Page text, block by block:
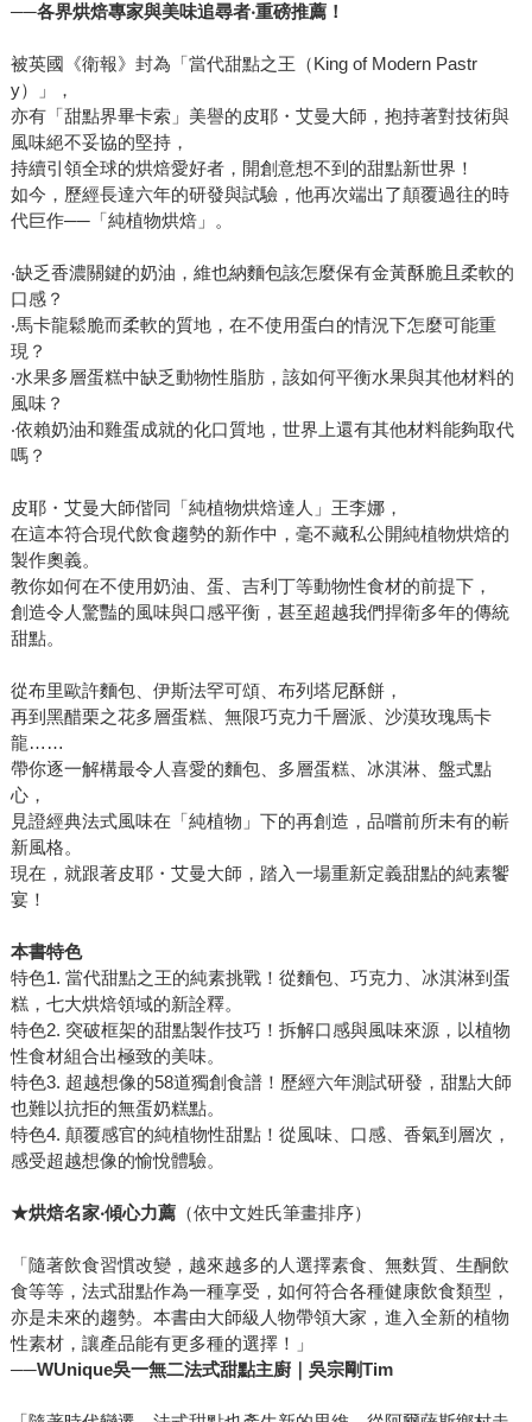
──各界烘焙專家與美味追尋者‧重磅推薦！
被英國《衛報》封為「當代甜點之王（King of Modern Pastr
y）」，
亦有「甜點界畢卡索」美譽的皮耶・艾曼大師，抱持著對技術與
風味絕不妥協的堅持，
持續引領全球的烘焙愛好者，開創意想不到的甜點新世界！
如今，歷經長達六年的研發與試驗，他再次端出了顛覆過往的時
代巨作──「純植物烘焙」。
‧缺乏香濃關鍵的奶油，維也納麵包該怎麼保有金黃酥脆且柔軟的
口感？
‧馬卡龍鬆脆而柔軟的質地，在不使用蛋白的情況下怎麼可能重
現？
‧水果多層蛋糕中缺乏動物性脂肪，該如何平衡水果與其他材料的
風味？
‧依賴奶油和雞蛋成就的化口質地，世界上還有其他材料能夠取代
嗎？
皮耶・艾曼大師偕同「純植物烘焙達人」王李娜，
在這本符合現代飲食趨勢的新作中，毫不藏私公開純植物烘焙的
製作奧義。
教你如何在不使用奶油、蛋、吉利丁等動物性食材的前提下，
創造令人驚豔的風味與口感平衡，甚至超越我們捍衛多年的傳統
甜點。
從布里歐許麵包、伊斯法罕可頌、布列塔尼酥餅，
再到黑醋栗之花多層蛋糕、無限巧克力千層派、沙漠玫瑰馬卡
龍……
帶你逐一解構最令人喜愛的麵包、多層蛋糕、冰淇淋、盤式點
心，
見證經典法式風味在「純植物」下的再創造，品嚐前所未有的嶄
新風格。
現在，就跟著皮耶・艾曼大師，踏入一場重新定義甜點的純素饗
宴！
本書特色
特色1. 當代甜點之王的純素挑戰！從麵包、巧克力、冰淇淋到蛋
糕，七大烘焙領域的新詮釋。
特色2. 突破框架的甜點製作技巧！拆解口感與風味來源，以植物
性食材組合出極致的美味。
特色3. 超越想像的58道獨創食譜！歷經六年測試研發，甜點大師
也難以抗拒的無蛋奶糕點。
特色4. 顛覆感官的純植物性甜點！從風味、口感、香氣到層次，
感受超越想像的愉悅體驗。
★烘焙名家‧傾心力薦（依中文姓氏筆畫排序）
「隨著飲食習慣改變，越來越多的人選擇素食、無麩質、生酮飲
食等等，法式甜點作為一種享受，如何符合各種健康飲食類型，
亦是未來的趨勢。本書由大師級人物帶領大家，進入全新的植物
性素材，讓產品能有更多種的選擇！」
──WUnique吳一無二法式甜點主廚｜吳宗剛Tim